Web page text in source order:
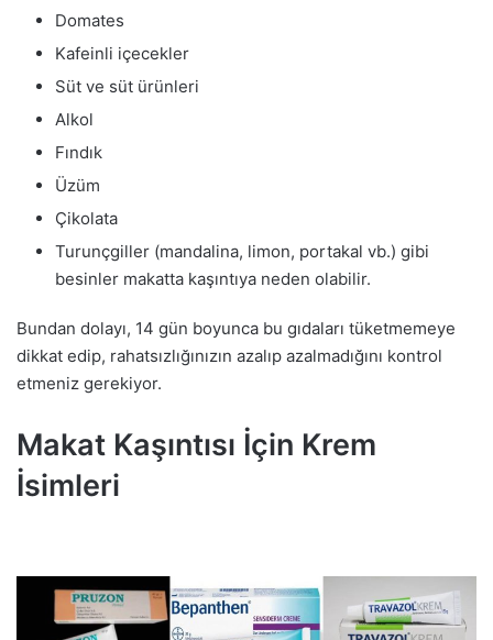
Domates
Kafeinli içecekler
Süt ve süt ürünleri
Alkol
Fındık
Üzüm
Çikolata
Turunçgiller (mandalina, limon, portakal vb.) gibi
besinler makatta kaşıntıya neden olabilir.
Bundan dolayı, 14 gün boyunca bu gıdaları tüketmemeye
dikkat edip, rahatsızlığınızın azalıp azalmadığını kontrol
etmeniz gerekiyor.
Makat Kaşıntısı İçin Krem
İsimleri